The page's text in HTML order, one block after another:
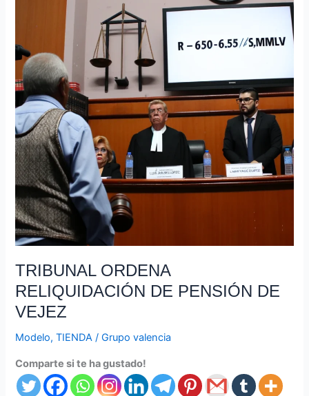
TRIBUNAL ORDENA
RELIQUIDACIÓN DE PENSIÓN DE
VEJEZ
Modelo,TIENDA /Grupo valencia
Comparte si te ha gustado!
RELIQUIDACIÓN
PENSIÓN
DE
VEJEZ